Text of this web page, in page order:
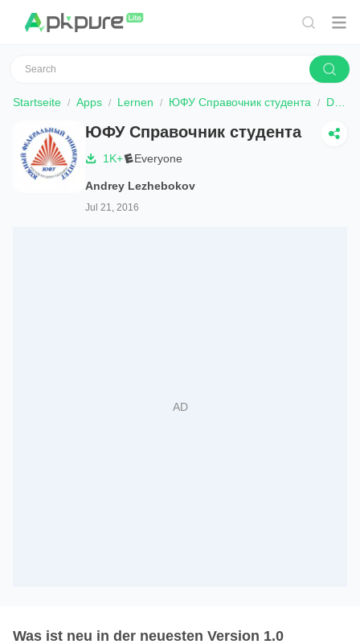
Startseite Apps Lernen ЮФУ Справочник студента Download
ЮФУ Справочник студента
1K+ Everyone
Andrey Lezhebokov
Jul 21, 2016
Was ist neu in der neuesten Version 1.0